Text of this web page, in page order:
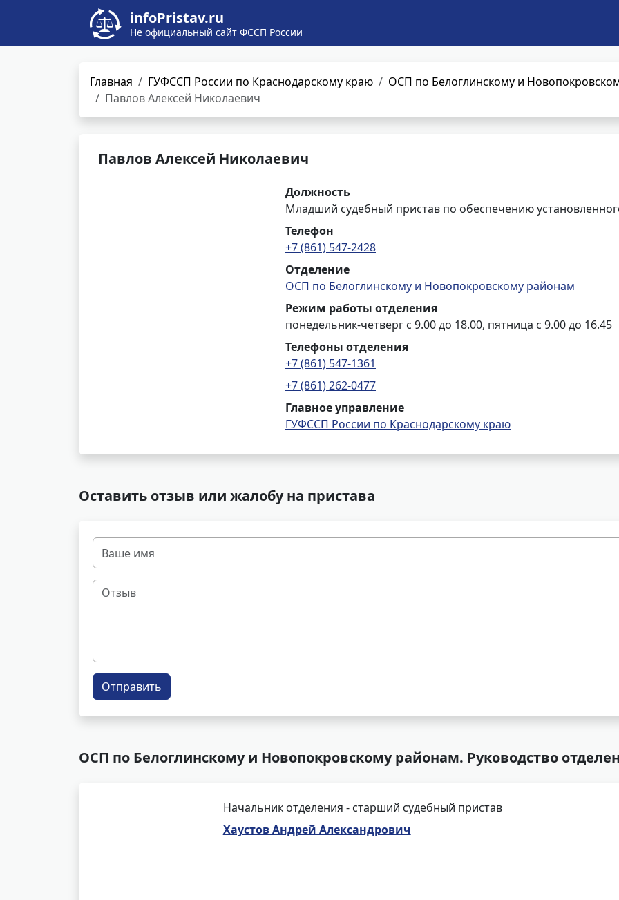
infoPristav.ru
Не официальный сайт ФССП России
Главная ГУФССП России по Краснодарскому краю
ОСП по Белоглинскому и
Павлов Алексей Николаевич
Павлов Алексей Николаевич
Должность
Младший судебный пристав по обеспечению
Телефон
+7 (861) 547-2428
Отделение
ОСП по Белоглинскому и Новопокровскому районам
Режим работы отделения
понедельник-четверг с 9.00 до 18.00, пятница с 9.00 до 16.45
Телефоны отделения
+7 (861) 547-1361
+7 (861) 262-0477
Главное управление
ГУФССП России по Краснодарскому краю
Оставить отзыв или жалобу на пристава
Отправить
ОСП по Белоглинскому и Новопокровскому районам. Руководство
Начальник отделения - старший судебный пристав
Хаустов Андрей Александрович